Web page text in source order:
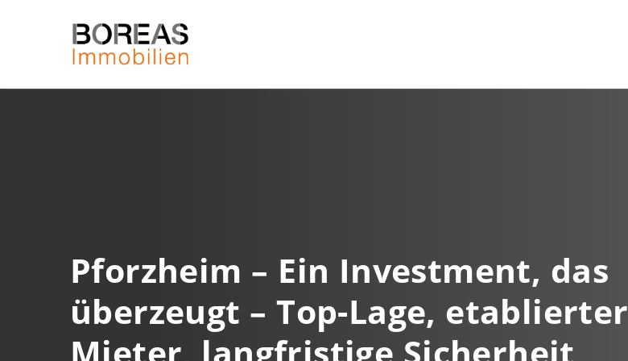
Pforzheim – Ein Investment, das
überzeugt – Top-Lage, etablierter